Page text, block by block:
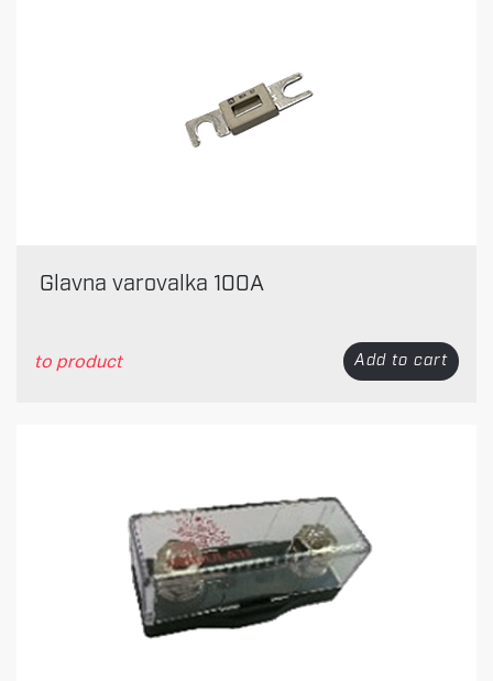
Glavna varovalka 100A
to product Add to cart